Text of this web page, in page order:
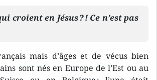
croient en Jésus ? ! Ce n’est pas
mais d’âges et de vécus bien
sont nés en Europe de l’Est ou au